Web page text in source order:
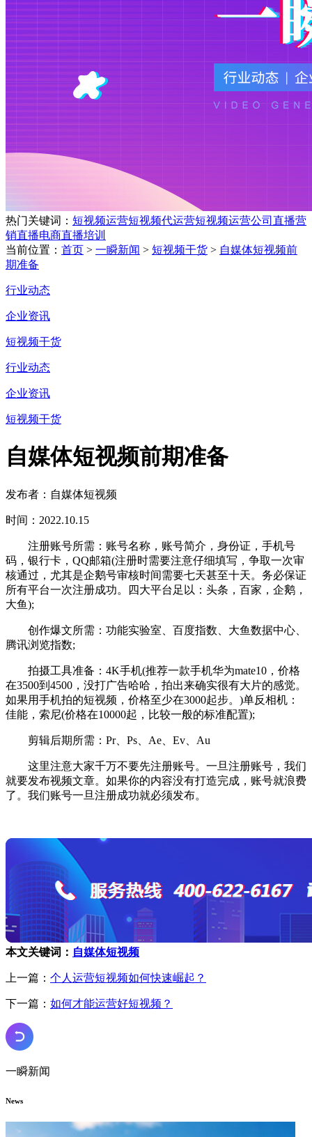
热门关键词： 短视频运营短视频代运营短视频运营公司 直播营
销直播电商直播培训
当前位置： 首页 > 一瞬新闻 > 短视频干货 > 自媒体短视频前
期准备
行业动态
企业资讯
短视频干货
行业动态
企业资讯
短视频干货
自媒体短视频前期准备
发布者：自媒体短视频
时间：2022.10.15
注册账号所需：账号名称，账号简介，身份证，手机号
码，银行卡，QQ邮箱(注册时需要注意仔细填写，争取一次审
核通过，尤其是企鹅号审核时间需要七天甚至十天。务必保证
所有平台一次注册成功。四大平台足以：头条，百家，企鹅，
大鱼);
创作爆文所需：功能实验室、百度指数、大鱼数据中心、
腾讯浏览指数;
拍摄工具准备：4K手机(推荐一款手机华为mate10，价格
在3500到4500，没打广告哈哈，拍出来确实很有大片的感觉。
如果用手机拍的短视频，价格至少在3000起步。)单反相机：
佳能，索尼(价格在10000起，比较一般的标准配置);
剪辑后期所需：Pr、Ps、Ae、Ev、Au
这里注意大家千万不要先注册账号。一旦注册账号，我们
就要发布视频文章。如果你的内容没有打造完成，账号就浪费
了。我们账号一旦注册成功就必须发布。
本文关键词： 自媒体短视频
上一篇： 个人运营短视频如何快速崛起？
下一篇： 如何才能运营好短视频？
一瞬新闻
News